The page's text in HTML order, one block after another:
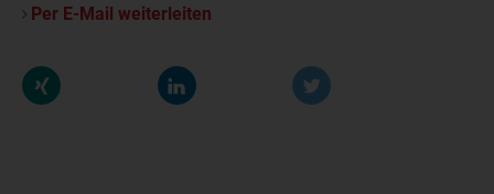
Per E-Mail weiterleiten